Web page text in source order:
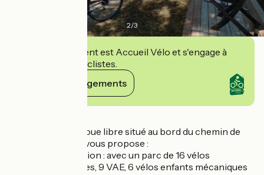
2/3
Cet établissement est Accueil Vélo et s'engage à
accueillir des cyclistes.
Voir ses engagements
Le Café - Vélo la roue libre situé au bord du chemin de
halage à Trévoux, vous propose :
- réparation, location : avec un parc de 16 vélos
mécaniques adultes, 9 VAE, 6 vélos enfants mécaniques